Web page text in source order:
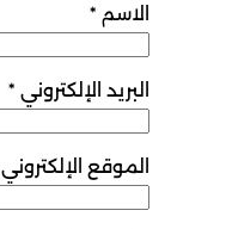
الاسم *
البريد الإلكتروني *
الموقع الإلكتروني